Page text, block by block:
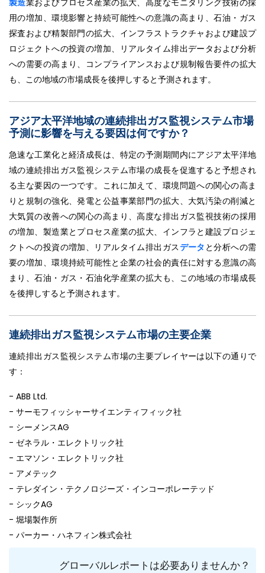
用の増加、環境影響と持続可能性への意識の高まり、石油・ガス
探査および精製部門の拡大、インフラストラクチャおよび建設プ
ロジェクトへの投資の増加、リアルタイム排出データおよび分析
への需要の高まり、コンプライアンスおよび規制報告要件の拡大
も、この地域の市場成長を後押しすると予測されます。
アジア太平洋地域の連続排出ガス監視システム市場
予測に影響を与える要因は何ですか？
急速な工業化と経済成長は、特定の予測期間内にアジア太平洋地
域の連続排出ガス監視システム市場の成長を促進すると予想され
る主な要因の一つです。これに加えて、環境問題への関心の高ま
りと規制の強化、発電と公益事業部門の拡大、大気汚染の削減と
大気質の改善への関心の高まり、高度な排出ガス監視技術の採用
の増加、製造業とプロセス産業の拡大、インフラと建設プロジェ
クトへの投資の増加、リアルタイム排出ガスデータ と分析への需
要の増加、環境持続可能性と企業の社会的責任に対する意識の高
まり、石油・ガス・石油化学産業の拡大も、この地域の市場成長
を後押しすると予測されます。
連続排出ガス監視システム市場の主要企業
連続排出ガス監視システム市場の主要プレイヤーは以下の通りで
す：
- ABB Ltd.
- サーモフィッシャーサイエンティフィック社
- シーメンスAG
- ゼネラル・エレクトリック社
- エマソン・エレクトリック社
- アメテック
- テレダイン・テクノロジーズ・インコーポレーテッド
- シックAG
- 堀場製作所
- パーカー・ハネフィン株式会社
グローバルレポートは必要ありませんか？